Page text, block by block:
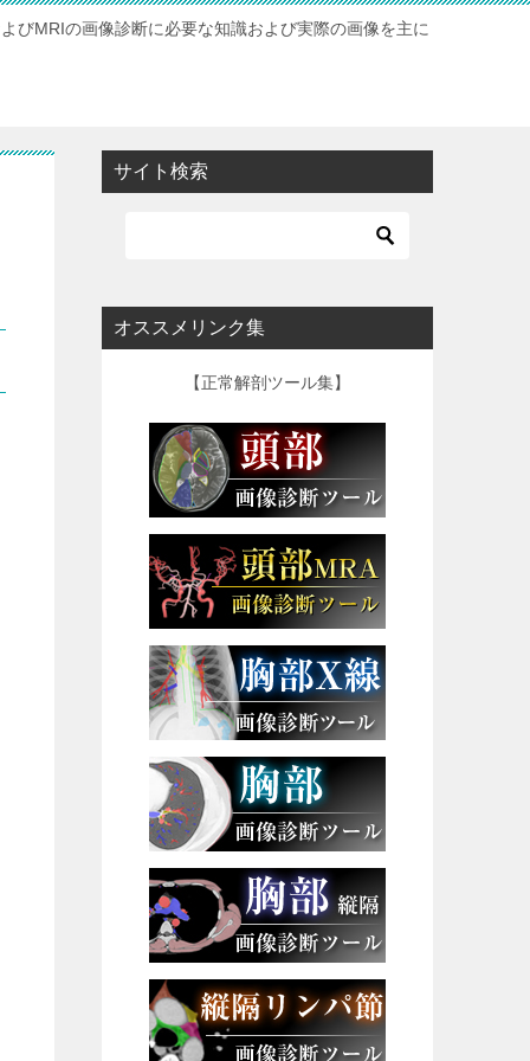
びMRIの画像診断に必要な知識および実際の画像を主に
サイト検索
オススメリンク集
【正常解剖ツール集】